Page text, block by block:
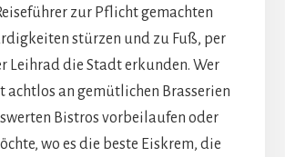
zur Pflicht gemachten
stürzen und zu Fuß, per
Leihrad die Stadt erkunden. Wer
achtlos an gemütlichen Brasserien
Bistros vorbeilaufen oder
wo es die beste Eiskrem, die